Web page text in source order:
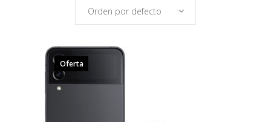
Orden por defecto
Oferta